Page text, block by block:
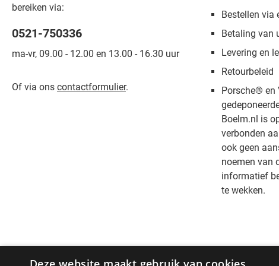
bereiken via:
0521-750336
ma-vr, 09.00 - 12.00 en 13.00 - 16.30 uur
Of via ons contactformulier.
Bestellen via
Betaling van
Levering en
Retourbeleid
Porsche®
Boelm.nl is
verbonden
ook geen
noemen van
informatief
te wekken.